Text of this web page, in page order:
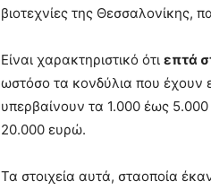
βιοτεχνίες της Θεσσαλονίκης,
Είναι χαρακτηριστικό ότι επτά
ωστόσο τα κονδύλια που έχουν
υπερβαίνουν τα 1.000 έως
20.000 ευρώ.
Τα στοιχεία αυτά, σταοποία